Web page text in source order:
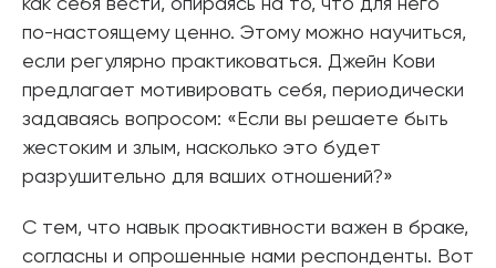
как себя вести, опираясь на то, что для него
по-настоящему ценно. Этому можно научиться,
если регулярно практиковаться. Джейн Кови
предлагает мотивировать себя, периодически
задаваясь вопросом: «Если вы решаете быть
жестоким и злым, насколько это будет
разрушительно для ваших отношений?»
С тем, что навык проактивности важен в браке,
согласны и опрошенные нами респонденты. Вот